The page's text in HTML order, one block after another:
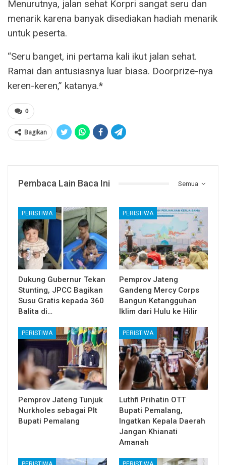
Menurutnya, jalan sehat Korpri sangat seru dan
menarik karena banyak disediakan hadiah menarik
untuk peserta.
“Seru banget, ini pertama kali ikut jalan sehat.
Ramai dan antusiasnya luar biasa. Doorprize-nya
keren-keren,” katanya.*
0
Bagikan
Semua
Pembaca Lain Baca Ini
PERISTIWA
Dukung Gubernur Tekan
Stunting, JPCC Bagikan
Susu Gratis kepada 360
Balita di…
PERISTIWA
Pemprov Jateng
Gandeng Mercy Corps
Bangun Ketangguhan
Iklim dari Hulu ke Hilir
PERISTIWA
Pemprov Jateng Tunjuk
Nurkholes sebagai Plt
Bupati Pemalang
PERISTIWA
Luthfi Prihatin OTT
Bupati Pemalang,
Ingatkan Kepala Daerah
Jangan Khianati
Amanah